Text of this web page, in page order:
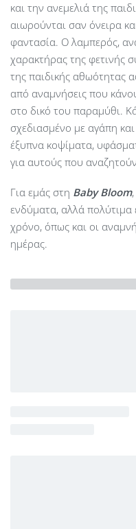
και την ανεμελιά της
αιωρούνται σαν όνειρα
φαντασία. Ο λαμπερός,
χαρακτήρας της φετινής
της παιδικής αθωότητας
από αναμνήσεις που
στο δικό του παραμύθι.
σχεδιασμένο με αγάπη
έξυπνα κοψίματα,
για αυτούς που
Για εμάς στη Baby Bloom
ενδύματα, αλλά
χρόνο, όπως και οι
ημέρας.